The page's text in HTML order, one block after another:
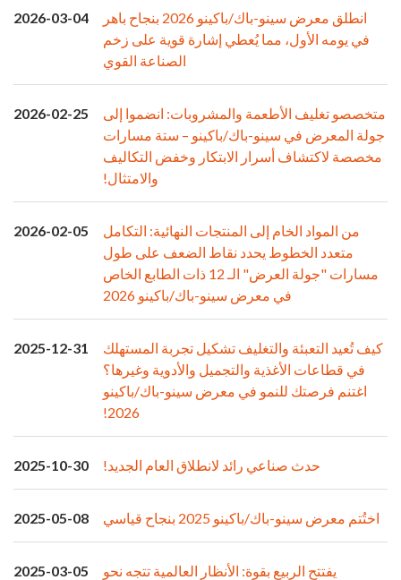
2026-03-04
انطلق معرض سينو-باك/باكينو 2026 بنجاح باهر
في يومه الأول، مما يُعطي إشارة قوية على زخم
الصناعة القوي
2026-02-25
متخصصو تغليف الأطعمة والمشروبات: انضموا إلى
جولة المعرض في سينو-باك/باكينو – ستة مسارات
مخصصة لاكتشاف أسرار الابتكار وخفض التكاليف
والامتثال!
2026-02-05
من المواد الخام إلى المنتجات النهائية: التكامل
متعدد الخطوط يحدد نقاط الضعف على طول
مسارات "جولة العرض" الـ 12 ذات الطابع الخاص
في معرض سينو-باك/باكينو 2026
2025-12-31
كيف تُعيد التعبئة والتغليف تشكيل تجربة المستهلك
في قطاعات الأغذية والتجميل والأدوية وغيرها؟
اغتنم فرصتك للنمو في معرض سينو-باك/باكينو
2026!
2025-10-30 حدث صناعي رائد لانطلاق العام الجديد!
2025-05-08 اختُتم معرض سينو-باك/باكينو 2025 بنجاح قياسي
2025-03-05
يفتتح الربيع بقوة: الأنظار العالمية تتجه نحو